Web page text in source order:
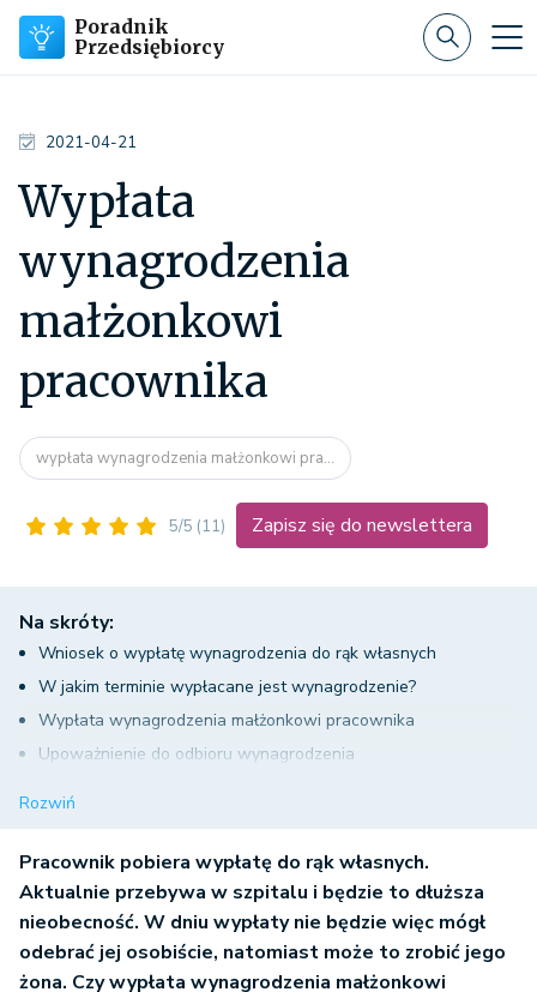
Poradnik
Przedsiębiorcy
2021-04-21
Wypłata
wynagrodzenia
małżonkowi
pracownika
wypłata wynagrodzenia małżonkowi pra...
5/5 (11) Zapisz się do newslettera
Na skróty:
Wniosek o wypłatę wynagrodzenia do rąk własnych
W jakim terminie wypłacane jest wynagrodzenie?
Wypłata wynagrodzenia małżonkowi pracownika
Upoważnienie do odbioru wynagrodzenia
Rozwiń
Pracownik pobiera wypłatę do rąk własnych.
Aktualnie przebywa w szpitalu i będzie to dłuższa
nieobecność. W dniu wypłaty nie będzie więc mógł
odebrać jej osobiście, natomiast może to zrobić jego
żona. Czy wypłata wynagrodzenia małżonkowi